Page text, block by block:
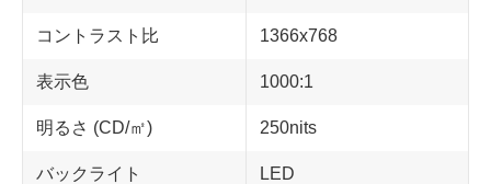
コントラスト比 1366x768
表示色 1000:1
明るさ (CD/㎡) 250nits
バックライト LED